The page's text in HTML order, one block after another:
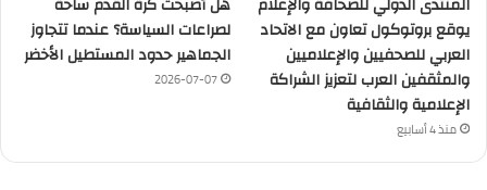
يوقع بروتوكول تعاون مع الاتحاد
العربي للصحفيين والإعلاميين
والمثقفين العرب لتعزيز الشراكة
الإعلامية والثقافية
منذ 4 أسابيع
لصراعات السياسة؟ عندما تتجاوز
الجماهير حدود المستطيل الأخضر
2026-07-07